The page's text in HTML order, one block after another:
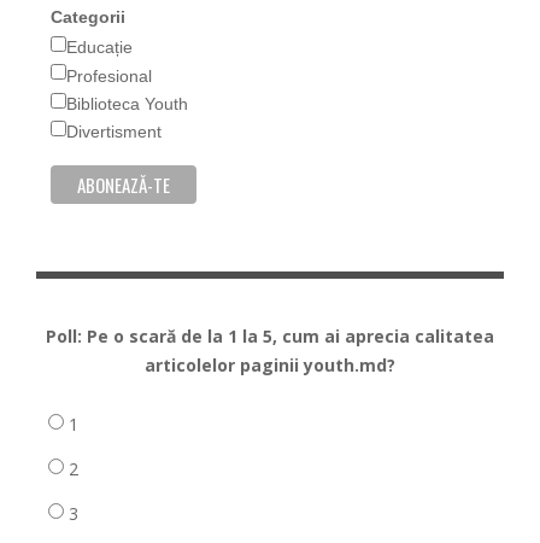
Categorii
Educație
Profesional
Biblioteca Youth
Divertisment
Poll: Pe o scară de la 1 la 5, cum ai aprecia calitatea
articolelor paginii youth.md?
1
2
3